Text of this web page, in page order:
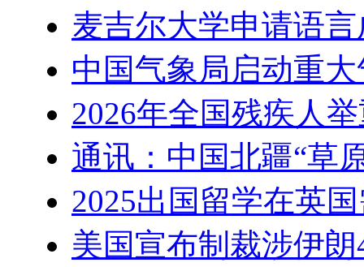
麦吉尔大学申请语
中国气象局启动重
2026年全国残疾人
通讯：中国北疆“草
2025出国留学在英
美国宣布制裁涉伊